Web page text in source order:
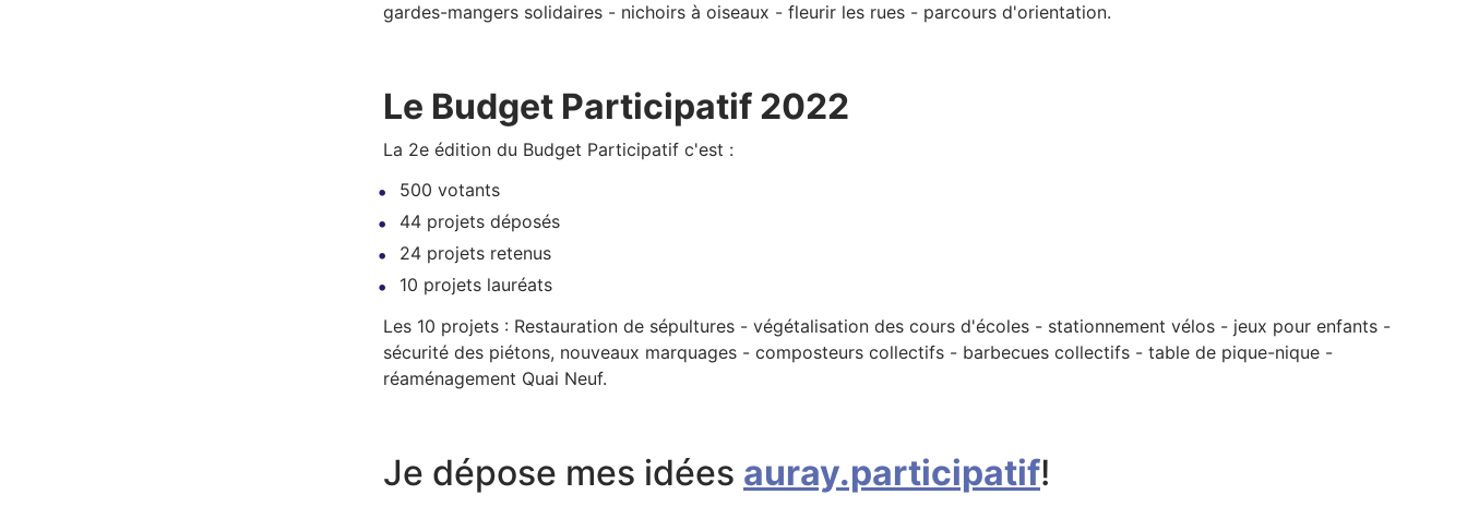
gardes-mangers solidaires - nichoirs à oiseaux - fleurir les rues - parcours d'orientation.
Le Budget Participatif 2022
La 2e édition du Budget Participatif c'est :
500 votants
44 projets déposés
24 projets retenus
10 projets lauréats
Les 10 projets : Restauration de sépultures - végétalisation des cours d'écoles - stationnement vélos - jeux pour enfants -
sécurité des piétons, nouveaux marquages - composteurs collectifs - barbecues collectifs - table de pique-nique -
réaménagement Quai Neuf.
Je dépose mes idées auray.participatif!